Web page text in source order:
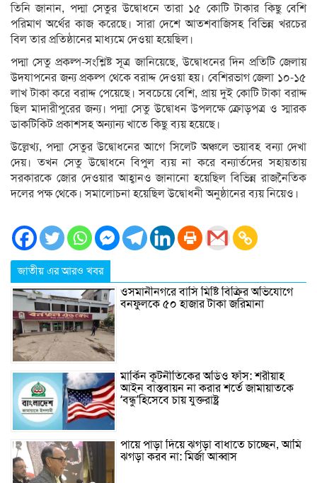
তিনি জানান, পদ্মা সেতুর উদ্বোধনে তারা ১৫ কোটি টাকার কিছু বেশি
পরিমাণ অর্থের কাজ করেছে। সারা দেশে আতশবাজিসহ বিভিন্ন খরচের
বিল তার প্রতিষ্ঠানের মাধ্যমে দেওয়া হয়েছিল।
পদ্মা সেতু প্রকল্প-সংশ্লিষ্ট সূত্র জানিয়েছে, উদ্বোধনের দিন প্রতিটি জেলায়
উদযাপনের জন্য প্রকল্প থেকে বরাদ্দ দেওয়া হয়। বেশিরভাগ জেলা ১০-১৫
লাখ টাকা করে বরাদ্দ পেয়েছে। সবচেয়ে বেশি, প্রায় দুই কোটি টাকা বরাদ্দ
ছিল মাদারীপুরের জন্য। পদ্মা সেতু উদ্বোধন উপলক্ষে ক্রোড়পত্র ও স্মারক
ডাকটিকিট প্রকাশসহ অন্যান্য খাতে কিছু ব্যয় হয়েছে।
উল্লেখ্য, পদ্মা সেতুর উদ্বোধনের আগে সিলেট অঞ্চলে ভয়াবহ বন্যা দেখা
দেয়। তখন সেতু উদ্বোধনে বিপুল ব্যয় না করে বন্যার্তদের সহায়তায়
সরকারকে জোর দেওয়ার আহ্বানও জানানো হয়েছিল বিভিন্ন রাজনৈতিক
দলের পক্ষ থেকে। সমালোচনা হয়েছিল উদ্বোধনী অনুষ্ঠানের ব্যয় নিয়েও।
জাতীয় এর আরও খবর
ওসমানীনগরে বাসি মিষ্টি বিক্রির অভিযোগে
বনফুলকে ৫০ হাজার টাকা জরিমানা
মার্কিন কূটনীতিকের অডিও ফাঁস: শরীয়াহ
আইন বাস্তবায়ন না করার শর্তে জামায়াতকে
‘বন্ধু’হিসেবে চায় যুক্তরাষ্ট্র
পায়ে পাড়া দিয়ে ঝগড়া বাধাতে চাচ্ছেন, আমি
ঝগড়া করব না: মির্জা আব্বাস